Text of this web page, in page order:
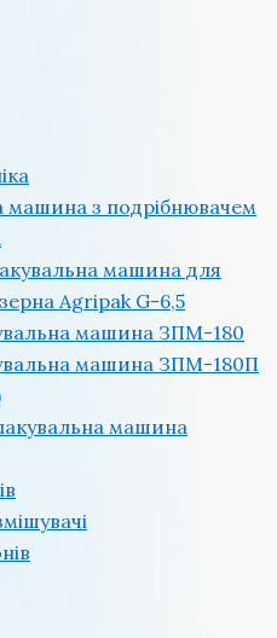
машина з подрібнювачем
машина для
Agripak G-6,5
машина ЗПМ-180
машина ЗПМ-180П
машина